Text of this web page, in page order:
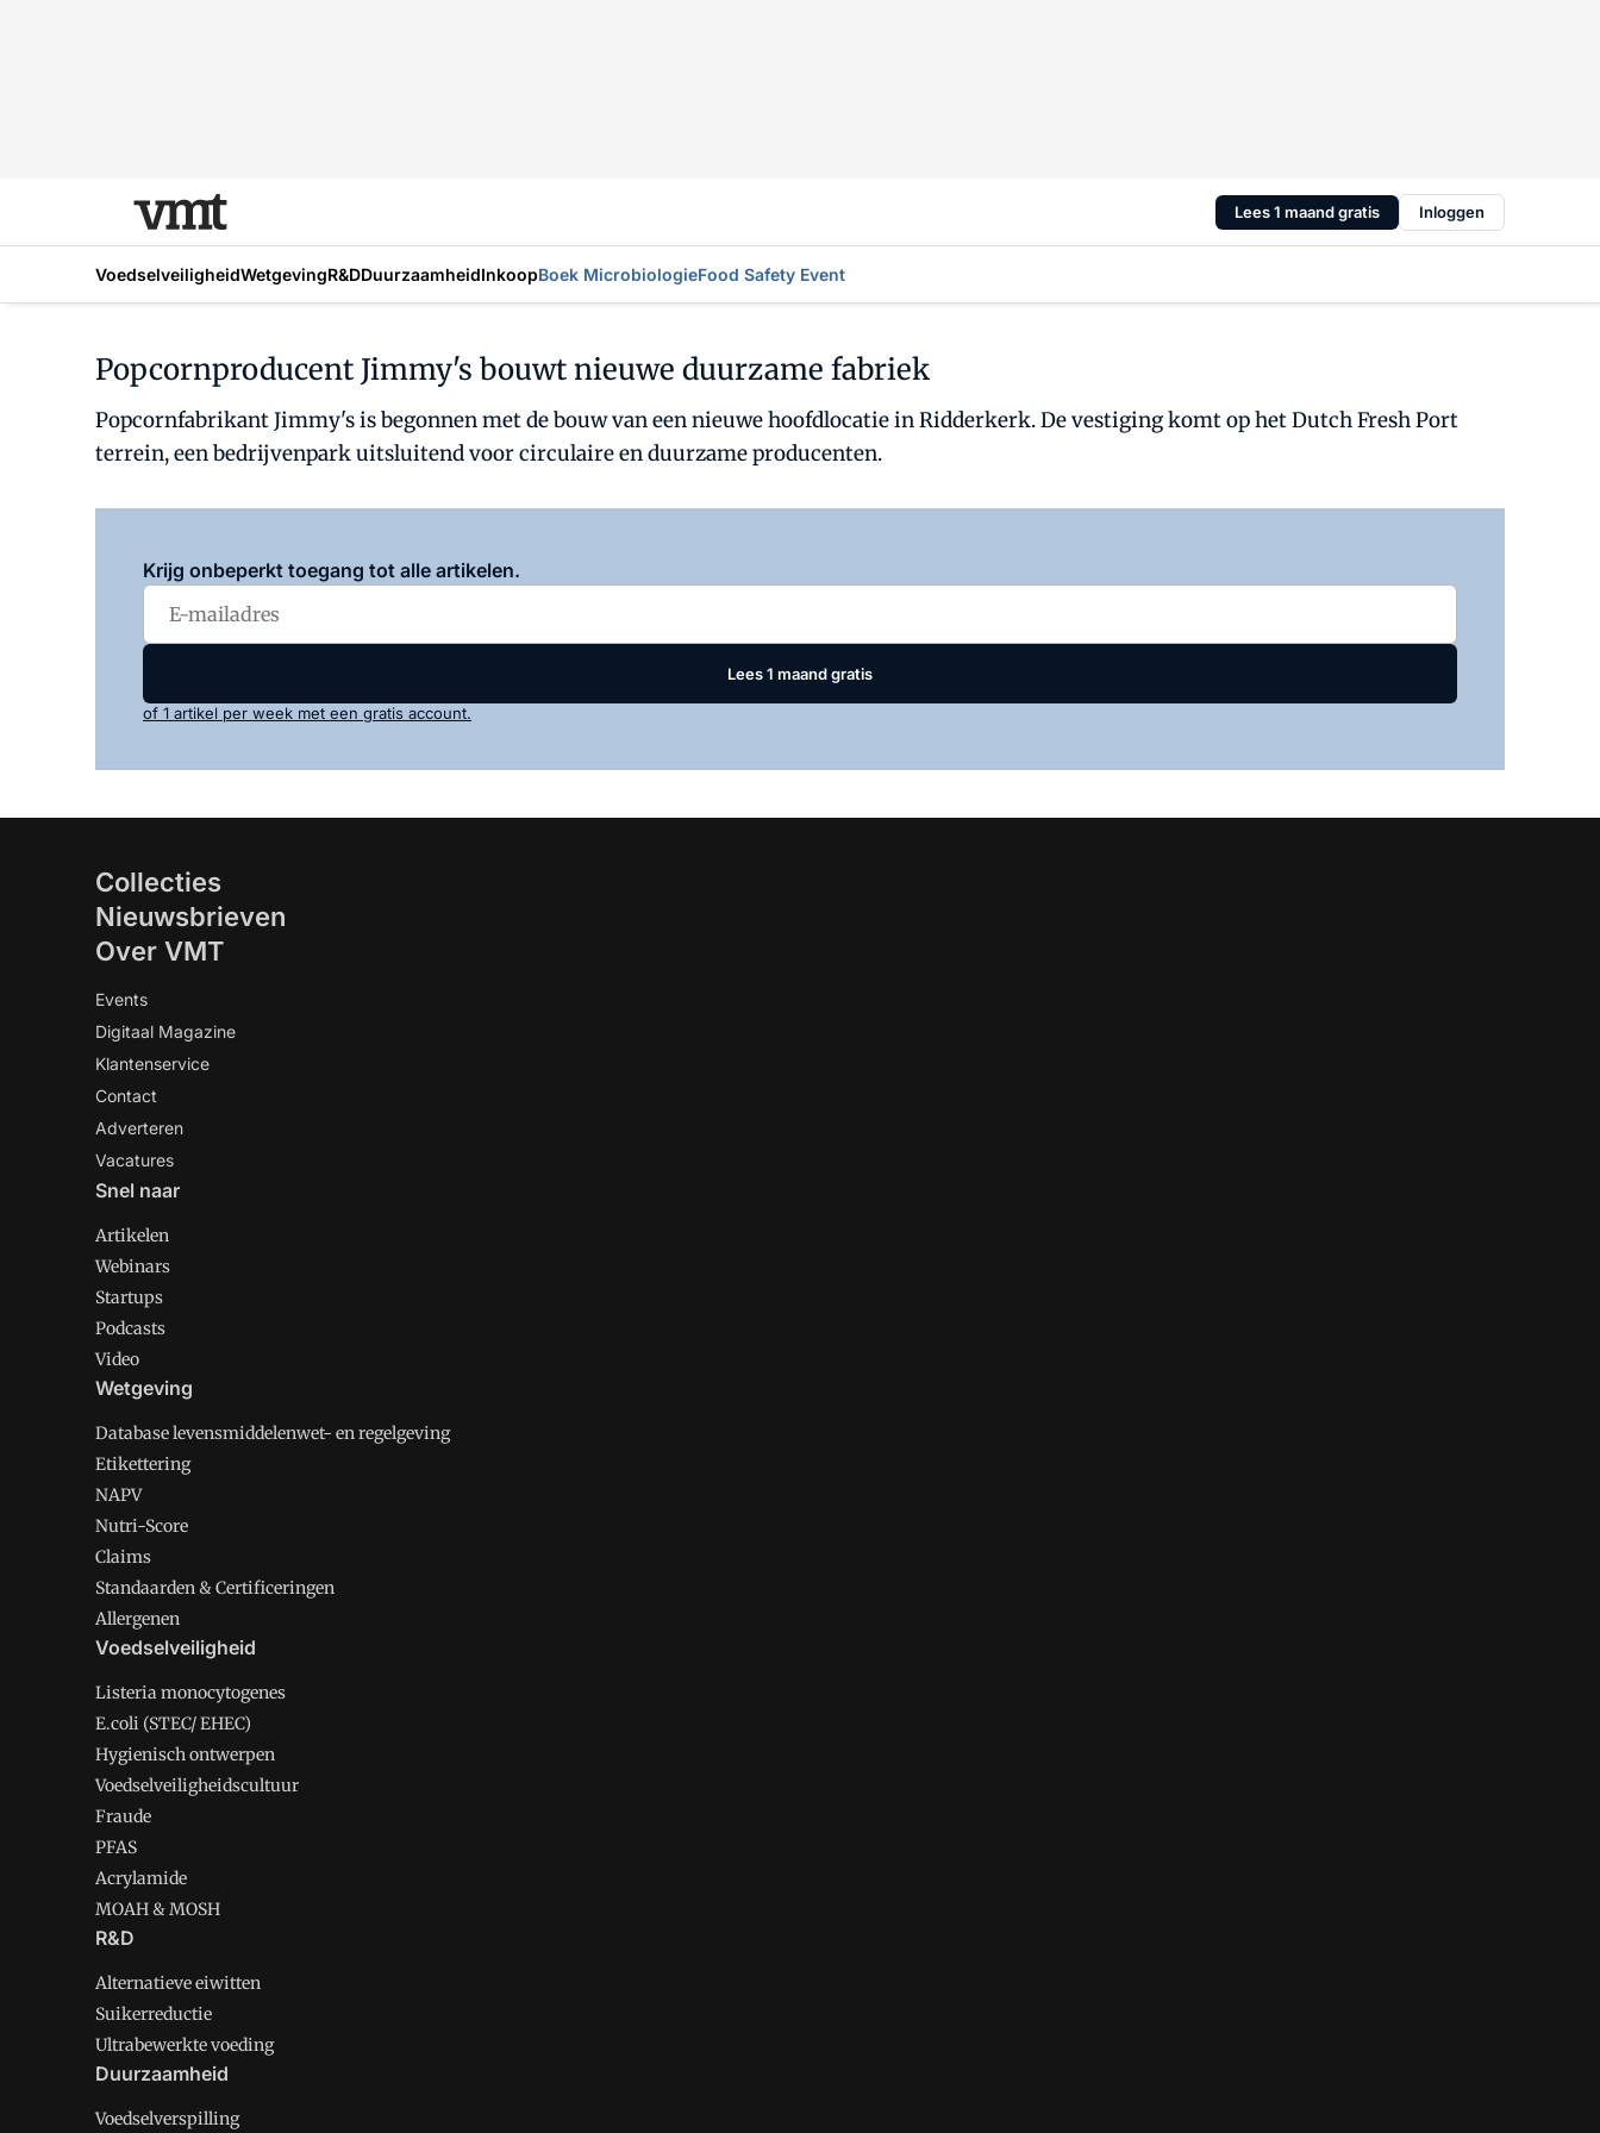
Lees 1 maand gratis Inloggen
VoedselveiligheidWetgevingR&DDuurzaamheidInkoopBoek MicrobiologieFood Safety Event
Popcornproducent Jimmy's bouwt nieuwe duurzame fabriek
Popcornfabrikant Jimmy's is begonnen met de bouw van een nieuwe hoofdlocatie in Ridderkerk. De vestiging komt op het Dutch Fresh Port
terrein, een bedrijvenpark uitsluitend voor circulaire en duurzame producenten.
Krijg onbeperkt toegang tot alle artikelen.
Lees 1 maand gratis
of 1 artikel per week met een gratis account.
Collecties
Nieuwsbrieven
Over VMT
Events
Digitaal Magazine
Klantenservice
Contact
Adverteren
Vacatures
Snel naar
Artikelen
Webinars
Startups
Podcasts
Video
Wetgeving
Database levensmiddelenwet- en regelgeving
Etikettering
NAPV
Nutri-Score
Claims
Standaarden & Certificeringen
Allergenen
Voedselveiligheid
Listeria monocytogenes
E.coli (STEC/ EHEC)
Hygienisch ontwerpen
Voedselveiligheidscultuur
Fraude
PFAS
Acrylamide
MOAH & MOSH
R&D
Alternatieve eiwitten
Suikerreductie
Ultrabewerkte voeding
Duurzaamheid
Voedselverspilling